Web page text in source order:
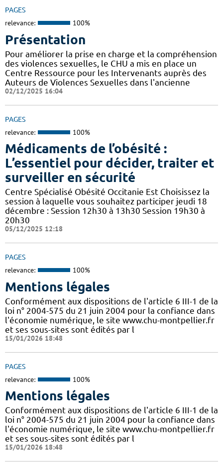
PAGES
relevance: 100%
Présentation
Pour améliorer la prise en charge et la compréhension
des violences sexuelles, le CHU a mis en place un
Centre Ressource pour les Intervenants auprès des
Auteurs de Violences Sexuelles dans l'ancienne
02/12/2025 16:04
PAGES
relevance: 100%
Médicaments de l’obésité :
L’essentiel pour décider, traiter et
surveiller en sécurité
Centre Spécialisé Obésité Occitanie Est Choisissez la
session à laquelle vous souhaitez participer jeudi 18
décembre : Session 12h30 à 13h30 Session 19h30 à
20h30
05/12/2025 12:18
PAGES
relevance: 100%
Mentions légales
Conformément aux dispositions de l'article 6 III-1 de la
loi n° 2004-575 du 21 juin 2004 pour la confiance dans
l'économie numérique, le site www.chu-montpellier.fr
et ses sous-sites sont édités par l
15/01/2026 18:48
PAGES
relevance: 100%
Mentions légales
Conformément aux dispositions de l'article 6 III-1 de la
loi n° 2004-575 du 21 juin 2004 pour la confiance dans
l'économie numérique, le site www.chu-montpellier.fr
et ses sous-sites sont édités par l
15/01/2026 18:48